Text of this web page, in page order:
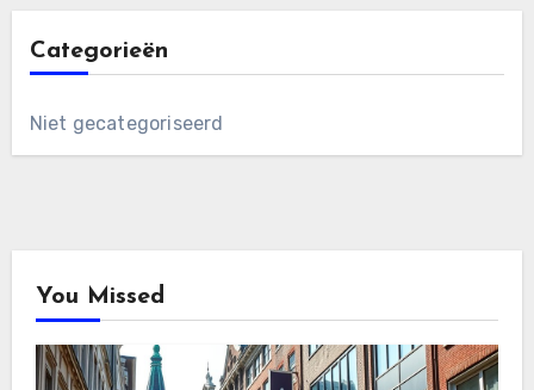
Categorieën
Niet gecategoriseerd
You Missed